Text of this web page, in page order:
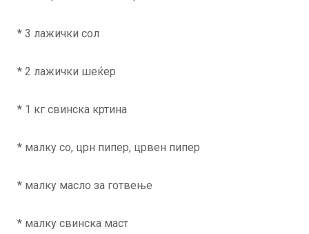
* 3 лажички сол
* 2 лажички шеќер
* 1 кг свинска кртина
* малку со, црн пипер, црвен пипер
* малку масло за готвење
* малку свинска маст